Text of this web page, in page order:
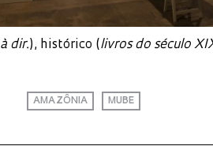
à dir.), histórico (livros do século
AMAZÔNIA MUBE